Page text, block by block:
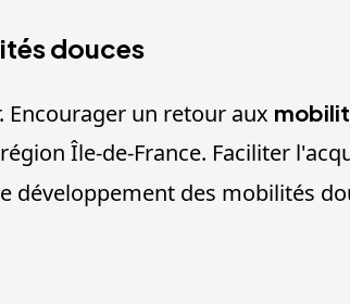
douces
Encourager un retour aux
Île-de-France. Faciliter
développement des mobilités